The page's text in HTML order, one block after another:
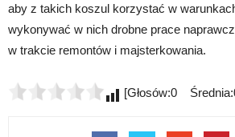
aby z takich koszul korzystać w
wykonywać w nich drobne prace
w trakcie remontów i majsterkowania.
[Głosów:0